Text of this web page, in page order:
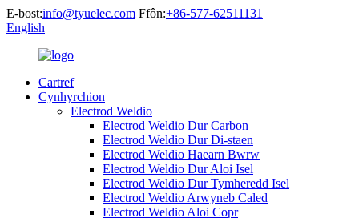
E-bost:info@tyuelec.com Ffôn:+86-577-62511131
English
Cartref
Cynhyrchion
Electrod Weldio
Electrod Weldio Dur Carbon
Electrod Weldio Dur Di-staen
Electrod Weldio Haearn Bwrw
Electrod Weldio Dur Aloi Isel
Electrod Weldio Dur Tymheredd Isel
Electrod Weldio Arwyneb Caled
Electrod Weldio Aloi Copr